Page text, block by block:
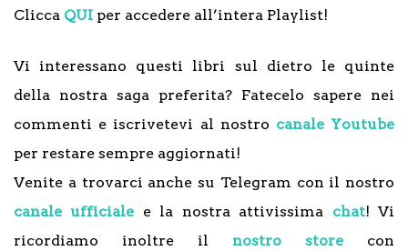
Clicca QUI per accedere all’intera Playlist!
Vi interessano questi libri sul dietro le quinte
della nostra saga preferita? Fatecelo sapere nei
commenti e iscrivetevi al nostro canale Youtube
per restare sempre aggiornati!
Venite a trovarci anche su Telegram con il nostro
canale ufficiale e la nostra attivissima chat! Vi
ricordiamo inoltre il nostro store con